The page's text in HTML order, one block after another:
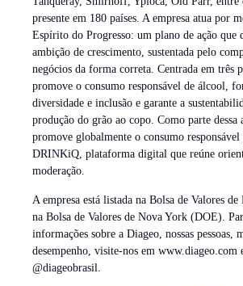
presente em 180 países. A empresa atua por
Espírito do Progresso: um plano de ação que
ambição de crescimento, sustentada pelo
negócios da forma correta. Centrada em três
promove o consumo responsável de álcool,
diversidade e inclusão e garante a
produção do grão ao copo. Como parte dessa
promove globalmente o consumo
DRINKiQ, plataforma digital que reúne
moderação.
A empresa está listada na Bolsa de Valores
na Bolsa de Valores de Nova York (DOE).
informações sobre a Diageo, nossas pessoas,
desempenho, visite-nos em www.diageo.com
@diageobrasil.